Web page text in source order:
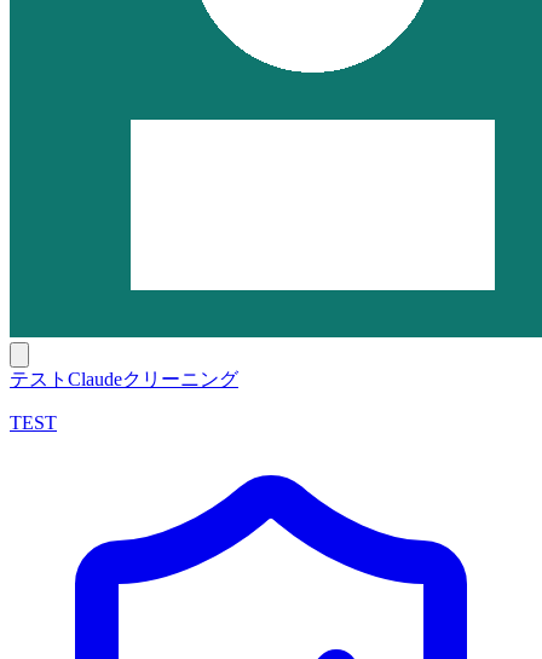
テストClaudeクリーニング
TEST